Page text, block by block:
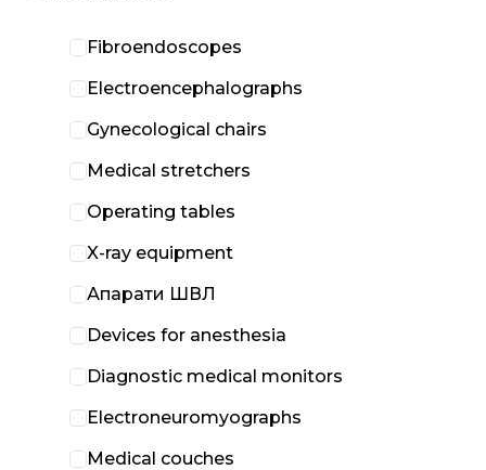
Fibroendoscopes
Electroencephalographs
Gynecological chairs
Medical stretchers
Operating tables
X-ray equipment
Апарати ШВЛ
Devices for anesthesia
Diagnostic medical monitors
Electroneuromyographs
Medical couches